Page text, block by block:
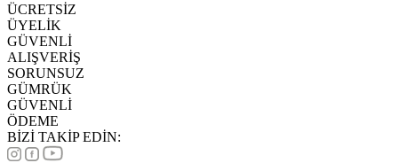
ÜCRETSİZ
ÜYELİK
GÜVENLİ
ALIŞVERİŞ
SORUNSUZ
GÜMRÜK
GÜVENLİ
ÖDEME
BİZİ TAKİP EDİN: